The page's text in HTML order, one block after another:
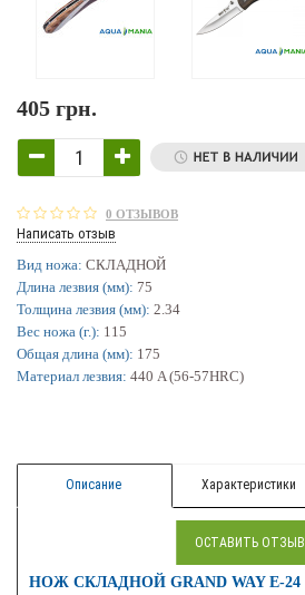
405 грн.
0 ОТЗЫВОВ
Написать отзыв
Вид ножа: СКЛАДНОЙ
Длина лезвия (мм): 75
Толщина лезвия (мм): 2.34
Вес ножа (г.): 115
Общая длина (мм): 175
Материал лезвия: 440 A (56-57HRC)
ОСТАВИТЬ ОТЗЫВ
Описание Характеристики
НОЖ СКЛАДНОЙ GRAND WAY E-24